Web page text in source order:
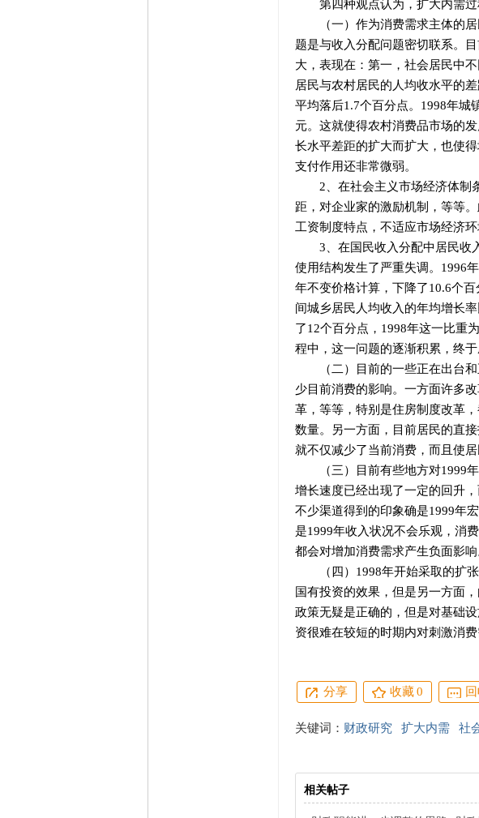
第四种观点认为，扩大内需过
（一）作为消费需求主体的居
题是与收入分配问题密切联系。
大，表现在：第一，社会居民中
居民与农村居民的人均收水平的
平均落后1.7个百分点。1998年城
元。这就使得农村消费品市场的
长水平差距的扩大而扩大，也使
支付作用还非常微弱。
2、在社会主义市场经济体制条
距，对企业家的激励机制，等等
工资制度特点，不适应市场经济
3、在国民收入分配中居民收入
使用结构发生了严重失调。1996
年不变价格计算，下降了10.6个
间城乡居民人均收入的年均增长
了12个百分点，1998年这一比重
程中，这一问题的逐渐积累，终
（二）目前的一些正在出台和
少目前消费的影响。一方面许多
革，等等，特别是住房制度改革
数量。另一方面，目前居民的直
就不仅减少了当前消费，而且使
（三）目前有些地方对1999年
增长速度已经出现了一定的回升
不少渠道得到的印象确是1999年
是1999年收入状况不会乐观，消
都会对增加消费需求产生负面影响
（四）1998年开始采取的扩张
国有投资的效果，但是另一方面
政策无疑是正确的，但是对基础
资很难在较短的时期内对刺激消
分享 收藏0
关键词： 财政研究 扩大内需 社
相关帖子